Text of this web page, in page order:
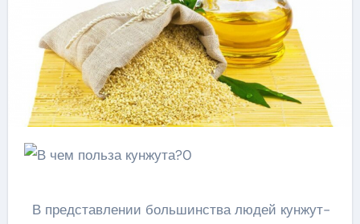
В представлении большинства людей кунжут-